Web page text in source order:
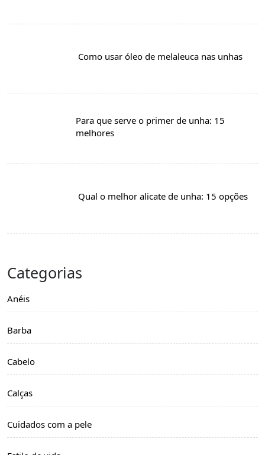
Como usar óleo de melaleuca nas unhas
Para que serve o primer de unha: 15
melhores
Qual o melhor alicate de unha: 15 opções
Categorias
Anéis
Barba
Cabelo
Calças
Cuidados com a pele